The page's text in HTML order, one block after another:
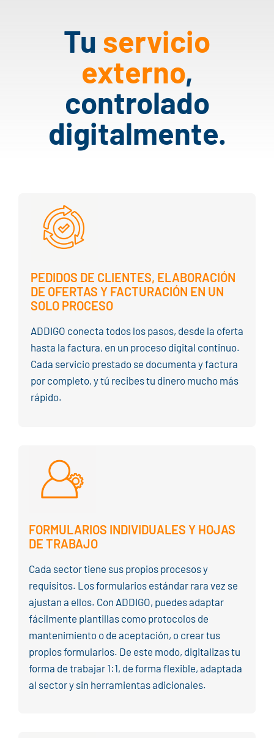
Tu servicio
externo,
controlado
digitalmente.
PEDIDOS DE CLIENTES, ELABORACIÓN
DE OFERTAS Y FACTURACIÓN EN UN
SOLO PROCESO
ADDIGO conecta todos los pasos, desde la oferta
hasta la factura, en un proceso digital continuo.
Cada servicio prestado se documenta y factura
por completo, y tú recibes tu dinero mucho más
rápido.
FORMULARIOS INDIVIDUALES Y HOJAS
DE TRABAJO
Cada sector tiene sus propios procesos y
requisitos. Los formularios estándar rara vez se
ajustan a ellos. Con ADDIGO, puedes adaptar
fácilmente plantillas como protocolos de
mantenimiento o de aceptación, o crear tus
propios formularios. De este modo, digitalizas tu
forma de trabajar 1:1, de forma flexible, adaptada
al sector y sin herramientas adicionales.